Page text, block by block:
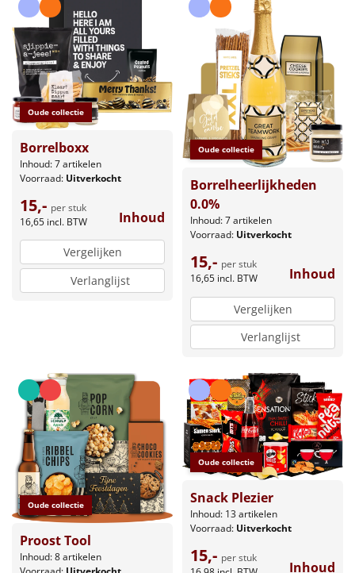
Oude collectie
Borrelboxx
Inhoud: 7 artikelen
Voorraad: Uitverkocht
15,- per stuk
16,65 incl. BTW Inhoud
Vergelijken
Verlanglijst
Oude collectie
Borrelheerlijkheden
0.0%
Inhoud: 7 artikelen
Voorraad: Uitverkocht
15,- per stuk
16,65 incl. BTW Inhoud
Vergelijken
Verlanglijst
Oude collectie
Proost Tool
Inhoud: 8 artikelen
Oude collectie
Snack Plezier
Inhoud: 13 artikelen
Voorraad: Uitverkocht
15,- per stuk
Inhoud